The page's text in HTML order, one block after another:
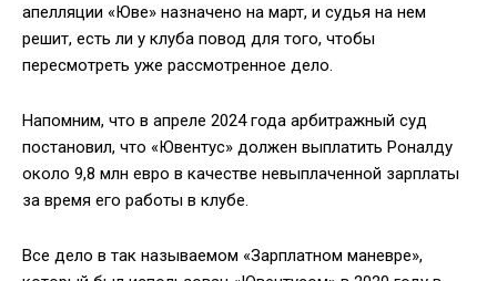
апелляции «Юве» назначено на март, и судья на нем
решит, есть ли у клуба повод для того, чтобы
пересмотреть уже рассмотренное дело.
Напомним, что в апреле 2024 года арбитражный суд
постановил, что «Ювентус» должен выплатить Роналду
около 9,8 млн евро в качестве невыплаченной зарплаты
за время его работы в клубе.
Все дело в так называемом «Зарплатном маневре»,